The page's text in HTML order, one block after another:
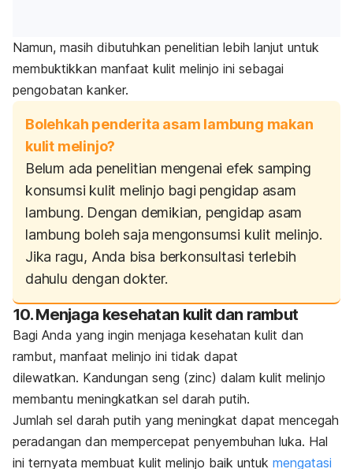
Namun, masih dibutuhkan penelitian lebih lanjut untuk
membuktikkan manfaat kulit melinjo ini sebagai
pengobatan kanker.
Bolehkah penderita asam lambung makan
kulit melinjo?
Belum ada penelitian mengenai efek samping
konsumsi kulit melinjo bagi pengidap asam
lambung. Dengan demikian, pengidap asam
lambung boleh saja mengonsumsi kulit melinjo.
Jika ragu, Anda bisa berkonsultasi terlebih
dahulu dengan dokter.
10. Menjaga kesehatan kulit dan rambut
Bagi Anda yang ingin menjaga kesehatan kulit dan
rambut, manfaat melinjo ini tidak dapat
dilewatkan. Kandungan seng (zinc) dalam kulit melinjo
membantu meningkatkan sel darah putih.
Jumlah sel darah putih yang meningkat dapat mencegah
peradangan dan mempercepat penyembuhan luka. Hal
ini ternyata membuat kulit melinjo baik untuk mengatasi